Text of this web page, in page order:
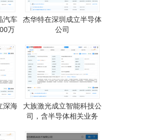
汽车
万
杰华特在深圳成立半导体
公司
深海
大族激光成立智能科技公
司，含半导体相关业务